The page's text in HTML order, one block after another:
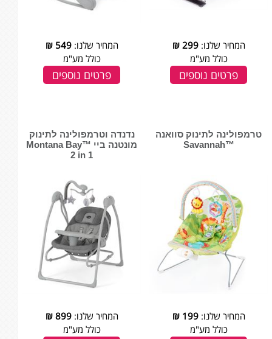
המחיר שלנו:299
₪
כולל מע"מ
פרטים נוספים
המחיר שלנו:549
₪
כולל מע"מ
פרטים נוספים
טרמפולינה לתינוק סוואנה
™Savannah
המחיר שלנו:199
₪
כולל מע"מ
נדנדה וטרמפולינה לתינוק
מונטנה ביי Montana Bay™
2 in 1
המחיר שלנו:899
₪
כולל מע"מ